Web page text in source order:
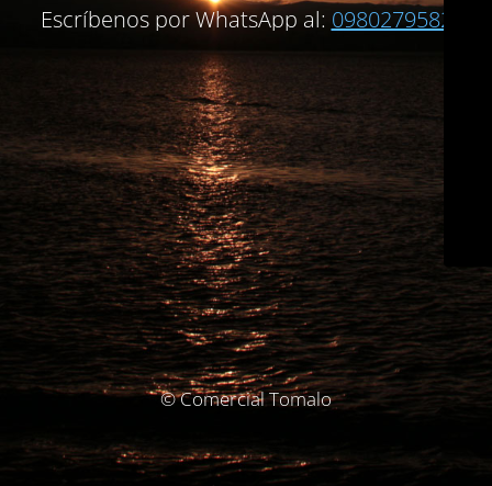
Escríbenos por WhatsApp al: 0980279582
© Comercial Tomalo